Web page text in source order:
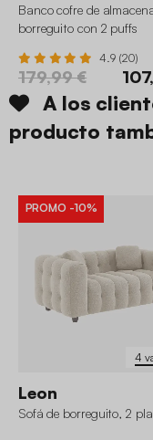
Banco cofre de
borreguito con 2 puffs
4.9 (20)
179,99 €
A los
producto
4
PROMO -10%
Leon
Sofá de borreguito, 2